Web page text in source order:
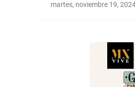
martes, noviembre 19,